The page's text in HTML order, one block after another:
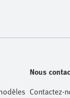
Nous
Contactez-